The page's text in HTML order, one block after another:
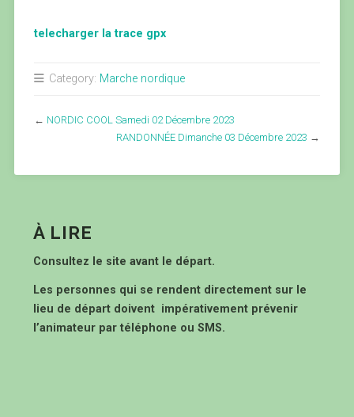
telecharger la trace gpx
Category: Marche nordique
← NORDIC COOL Samedi 02 Décembre 2023
RANDONNÉE Dimanche 03 Décembre 2023 →
À LIRE
Consultez le site avant le départ.
Les personnes qui se rendent directement sur le
lieu de départ doivent impérativement prévenir
l’animateur par téléphone ou SMS.